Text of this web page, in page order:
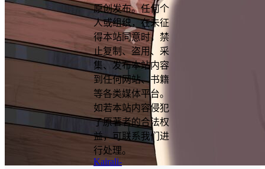
原创发布。任何个
人或组织，在未征
得本站同意时，禁
止复制、盗用、采
集、发布本站内容
到任何网站、书籍
等各类媒体平台。
如若本站内容侵犯
了原著者的合法权
益，可联系我们进
行处理。
Kairali-